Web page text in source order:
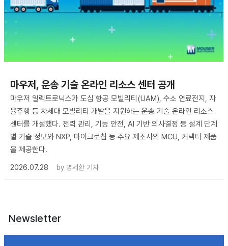
마우저, 운송 기술 온라인 리소스 센터 공개
마우저 일렉트로닉스가 도심 항공 모빌리티(UAM), 수소 연료전지, 자
율주행 등 차세대 모빌리티 개발을 지원하는 운송 기술 온라인 리소스
센터를 개설했다. 전력 관리, 기능 안전, AI 기반 의사결정 등 설계 단계
별 기술 정보와 NXP, 마이크로칩 등 주요 제조사의 MCU, 커넥터 제품
을 제공한다.
2026.07.28
by 명세환 기자
Newsletter